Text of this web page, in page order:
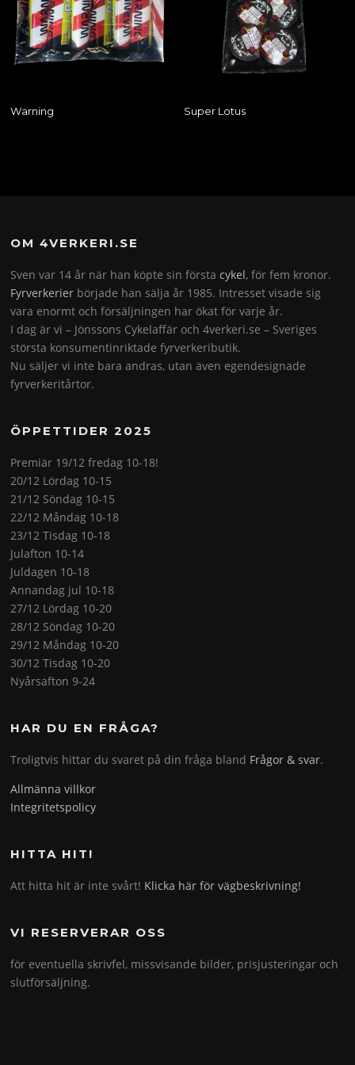
Warning Super Lotus
OM 4VERKERI.SE
Sven var 14 år när han köpte sin förstacykel, för fem kronor.
Fyrverkerier började han sälja år 1985. Intresset visade sig
vara enormt och försäljningen har ökat för varje år.
I dag är vi – Jönssons Cykelaffär och 4verkeri.se – Sveriges
största konsumentinriktade fyrverkeributik.
Nu säljer vi inte bara andras, utan även egendesignade
fyrverkeritårtor.
ÖPPETTIDER 2025
Premiär 19/12 fredag 10-18!
20/12 Lördag 10-15
21/12 Söndag 10-15
22/12 Måndag 10-18
23/12 Tisdag 10-18
Julafton 10-14
Juldagen 10-18
Annandag jul 10-18
27/12 Lördag 10-20
28/12 Söndag 10-20
29/12 Måndag 10-20
30/12 Tisdag 10-20
Nyårsafton 9-24
HAR DU EN FRÅGA?
Troligtvis hittar du svaret på din fråga bland Frågor & svar.
Allmänna villkor
Integritetspolicy
HITTA HIT!
Att hitta hit är inte svårt! Klicka här för vägbeskrivning!
VI RESERVERAR OSS
för eventuella skrivfel, missvisande bilder, prisjusteringar och
slutförsäljning.